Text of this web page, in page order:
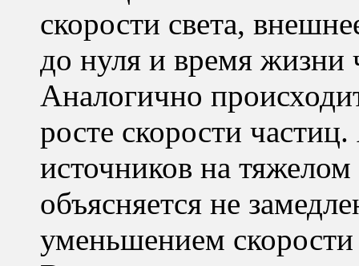
скорости света,
до нуля и время жизни
Аналогично
росте скорости
источников на
объясняется не
уменьшением скорости